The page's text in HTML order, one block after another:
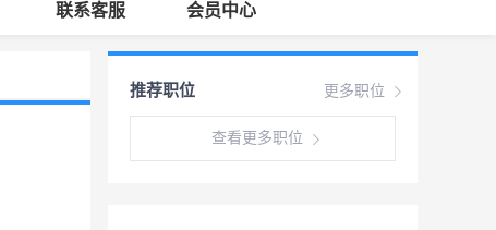
联系客服 会员中心
更多职位
推荐职位
查看更多职位